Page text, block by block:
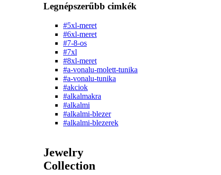
Legnépszerűbb cimkék
#5xl-meret
#6xl-meret
#7-8-os
#7xl
#8xl-meret
#a-vonalu-molett-tunika
#a-vonalu-tunika
#akciok
#alkalmakra
#alkalmi
#alkalmi-blezer
#alkalmi-blezerek
Jewelry
Collection